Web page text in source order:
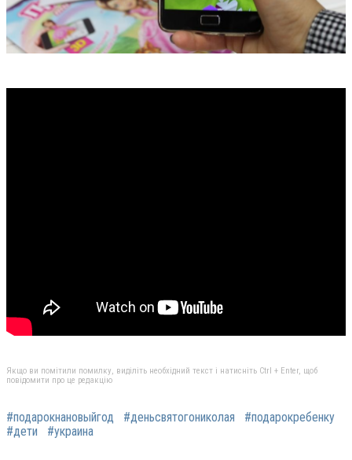
Якщо ви помітили помилку, виділіть необхідний текст і натисніть Ctrl + Enter, щоб
повідомити про це редакцію
#подарокнановыйгод #деньсвятогониколая
#подарокребенку
#дети
#украина